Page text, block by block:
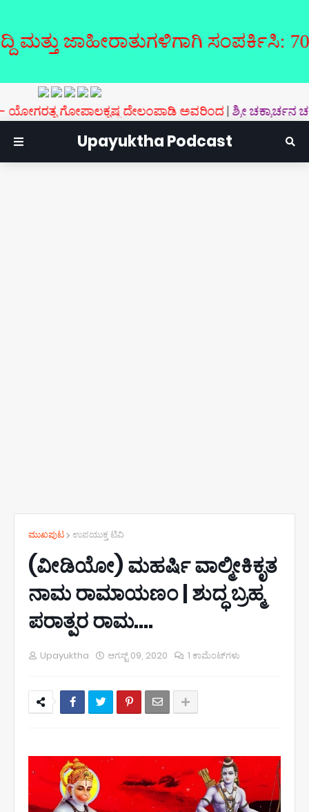
ಜಾಹೀರಾತುಗಳಿಗಾಗಿ ಸಂಪರ್ಕಿಸಿ:
ಗೋಪಾಲಕೃಷ್ಣ ದೇಲಂಪಾಡಿ ಅವರಿಂದ|ಶ್ರೀ ಚಕ್ರಾರ್ಚನ
Upayuktha Podcast
ಮುಖಪುಟ ಉಪಯುಕ್ತ ಟಿವಿ
(ವೀಡಿಯೋ) ಮಹರ್ಷಿ ವಾಲ್ಮೀಕಿಕೃತ
ನಾಮ ರಾಮಾಯಣಂ | ಶುದ್ಧ ಬ್ರಹ್ಮ
ಪರಾತ್ಪರ ರಾಮ....
Upayuktha ಆಗಸ್ಟ್ 09, 2020 1 ಕಾಮೆಂಟ್‌ಗಳು